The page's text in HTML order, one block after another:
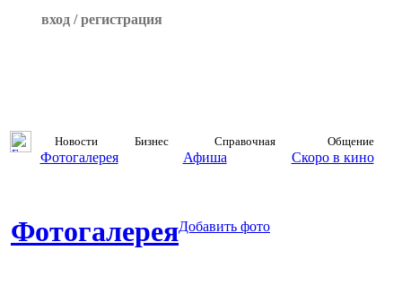
вход / регистрация
Новости Бизнес Справочная Общение
Фотогалерея Афиша Скоро в кино
ФотогалереяДобавить фото